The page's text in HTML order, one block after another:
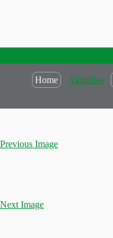
Home Aktuelles
Previous Image
Next Image